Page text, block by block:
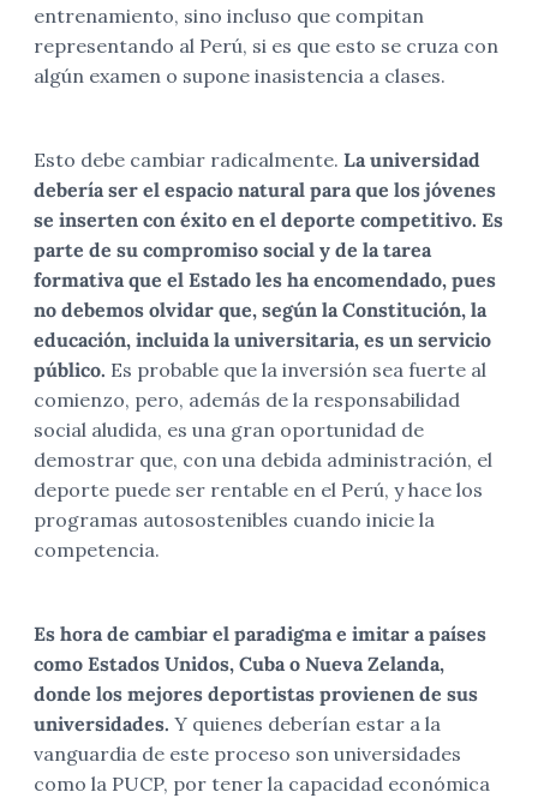
entrenamiento, sino incluso que compitan
representando al Perú, si es que esto se cruza con
algún examen o supone inasistencia a clases.
Esto debe cambiar radicalmente. La universidad
debería ser el espacio natural para que los jóvenes
se inserten con éxito en el deporte competitivo. Es
parte de su compromiso social y de la tarea
formativa que el Estado les ha encomendado, pues
no debemos olvidar que, según la Constitución, la
educación, incluida la universitaria, es un servicio
público. Es probable que la inversión sea fuerte al
comienzo, pero, además de la responsabilidad
social aludida, es una gran oportunidad de
demostrar que, con una debida administración, el
deporte puede ser rentable en el Perú, y hace los
programas autosostenibles cuando inicie la
competencia.
Es hora de cambiar el paradigma e imitar a países
como Estados Unidos, Cuba o Nueva Zelanda,
donde los mejores deportistas provienen de sus
universidades. Y quienes deberían estar a la
vanguardia de este proceso son universidades
como la PUCP, por tener la capacidad económica